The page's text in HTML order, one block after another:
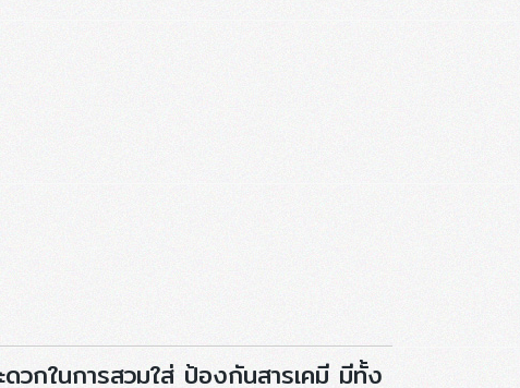
วกในการสวมใส่ ป้องกันสารเคมี มีทั้ง